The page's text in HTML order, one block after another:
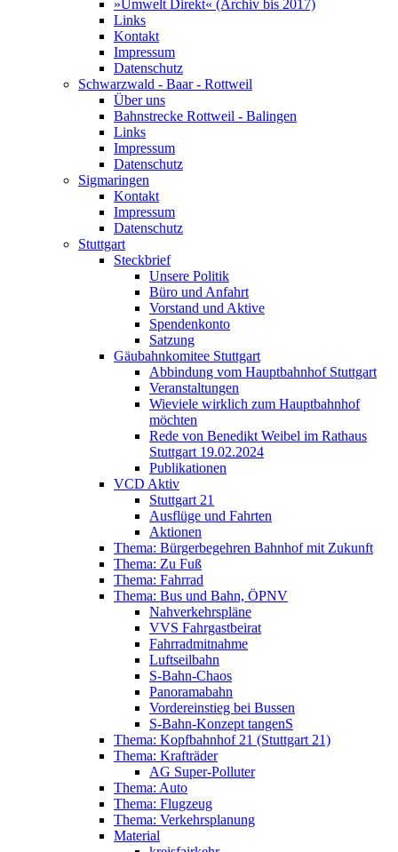
»Umwelt Direkt« (Archiv bis 2017)
Links
Kontakt
Impressum
Datenschutz
Schwarzwald - Baar - Rottweil
Über uns
Bahnstrecke Rottweil - Balingen
Links
Impressum
Datenschutz
Sigmaringen
Kontakt
Impressum
Datenschutz
Stuttgart
Steckbrief
Unsere Politik
Büro und Anfahrt
Vorstand und Aktive
Spendenkonto
Satzung
Gäubahnkomitee Stuttgart
Abbindung vom Hauptbahnhof Stuttgart
Veranstaltungen
Wieviele wirklich zum Hauptbahnhof
möchten
Rede von Benedikt Weibel im Rathaus
Stuttgart 19.02.2024
Publikationen
VCD Aktiv
Stuttgart 21
Ausflüge und Fahrten
Aktionen
Thema: Bürgerbegehren Bahnhof mit Zukunft
Thema: Zu Fuß
Thema: Fahrrad
Thema: Bus und Bahn, ÖPNV
Nahverkehrspläne
VVS Fahrgastbeirat
Fahrradmitnahme
Luftseilbahn
S-Bahn-Chaos
Panoramabahn
Vordereinstieg bei Bussen
S-Bahn-Konzept tangenS
Thema: Kopfbahnhof 21 (Stuttgart 21)
Thema: Krafträder
AG Super-Polluter
Thema: Auto
Thema: Flugzeug
Thema: Verkehrsplanung
Material